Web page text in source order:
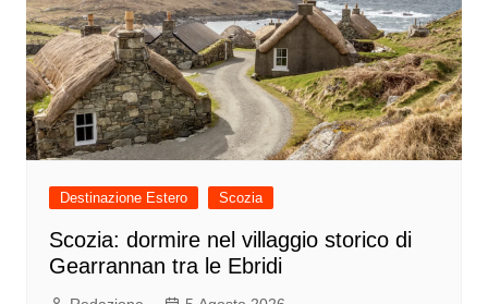
Destinazione Estero Scozia
Scozia: dormire nel villaggio storico di
Gearrannan tra le Ebridi